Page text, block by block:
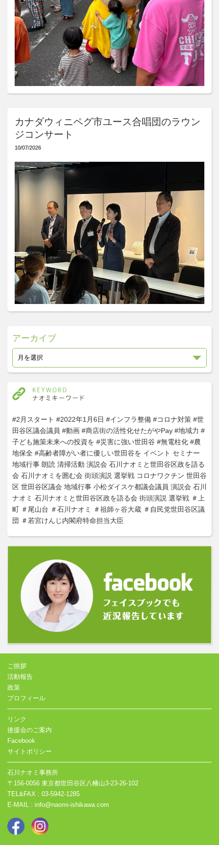
カナダウィニペグ市ユース合唱団のラウン
ジコンサート
10/07/2026
アーカイブ
#2月スタート #2022年1月6日 #インフラ整備 #コロナ対策 #世
田谷区議会議員 #動画 #商店街の活性化せたがやPay #地域力 #
子ども施策未来への投資を #災害に強い世田谷 #無電柱化 #農
地保全 #高齢者障がい者に優しい世田谷を イベント セミナー
地域行事 朗読 清掃活動 演説会 石川ナオミと世田谷区政を語る
会 石川ナオミを囲む会 街頭演説 選挙戦 コロナワクチン 世田谷
区 世田谷区議会 地域行事 小松ダイスケ都議会議員 演説会 石川
ナオミ 石川ナオミと世田谷区政を語る会 街頭演説 選挙戦 ＃上
町 ＃尾山台 ＃石川ナオミ ＃祖師ヶ谷大蔵 ＃自民党世田谷区議
団 ＃若宮けんじ内閣府特命担当大臣
ご挨拶
活動報告
政策
プロフィール
リンク
後援会のご案内
Facebook
サイトポリシー
石川ナオミ事務所
〒156-0056 東京都世田谷区八幡山3-23-26-102
TEL&FAX : 03-5942-1285
E-MAIL : info@naomi-ishikawa.com